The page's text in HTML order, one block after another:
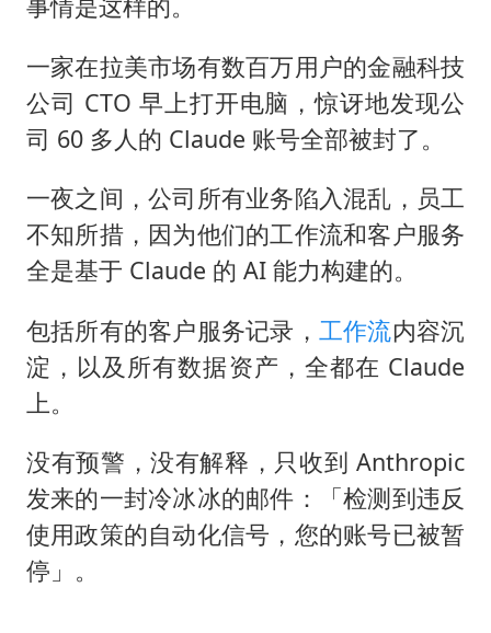
今年第二强台风将带来多大影响
“准2万亿”之城点名支持三所大学
习近平心系体育强国建设
一家在拉美市场有数百万用户的金融科技
公司 CTO 早上打开电脑，惊讶地发现公
司 60 多人的 Claude 账号全部被封了。
一夜之间，公司所有业务陷入混乱，员工
不知所措，因为他们的工作流和客户服务
全是基于 Claude 的 AI 能力构建的。
包括所有的客户服务记录， 工作流内容沉
淀，以及所有数据资产，全都在 Claude
上。
没有预警，没有解释，只收到 Anthropic
发来的一封冷冰冰的邮件：「检测到违反
使用政策的自动化信号，您的账号已被暂
停」。